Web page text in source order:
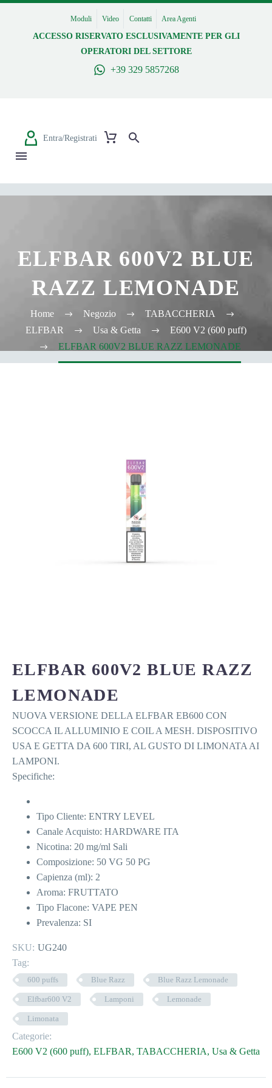
Moduli Video Contatti Area Agenti
ACCESSO RISERVATO ESCLUSIVAMENTE PER GLI
OPERATORI DEL SETTORE
+39 329 5857268
Entra/Registrati
ELFBAR 600V2 BLUE
RAZZ LEMONADE
Home Negozio
TABACCHERIA
ELFBAR
Usa & Getta
E600 V2 (600 puff)
ELFBAR 600V2 BLUE RAZZ LEMONADE
ELFBAR 600V2 BLUE RAZZ
LEMONADE
NUOVA VERSIONE DELLA ELFBAR EB600 CON
SCOCCA IL ALLUMINIO E COIL A MESH. DISPOSITIVO
USA E GETTA DA 600 TIRI, AL GUSTO DI LIMONATA AI
LAMPONI.
Specifiche:
Tipo Cliente: ENTRY LEVEL
Canale Acquisto: HARDWARE ITA
Nicotina: 20 mg/ml Sali
Composizione: 50 VG 50 PG
Capienza (ml): 2
Aroma: FRUTTATO
Tipo Flacone: VAPE PEN
Prevalenza: SI
SKU: UG240
Tag:
600 puffs Blue Razz Blue Razz Lemonade
Elfbar600 V2 Lamponi Lemonade
Limonata
Categorie:
E600 V2 (600 puff), ELFBAR, TABACCHERIA, Usa & Getta